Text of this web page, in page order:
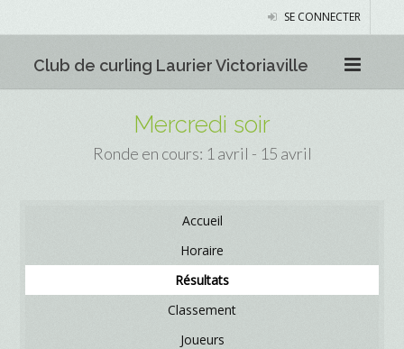
SE CONNECTER
Club de curling Laurier Victoriaville
Mercredi soir
Ronde en cours: 1 avril - 15 avril
Accueil
Horaire
Résultats
Classement
Joueurs